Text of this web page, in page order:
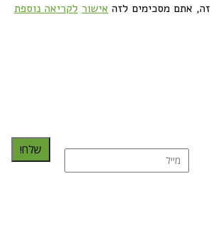
זה, אתם מסכימים לזה אישור לקריאה נוספת
שלח!